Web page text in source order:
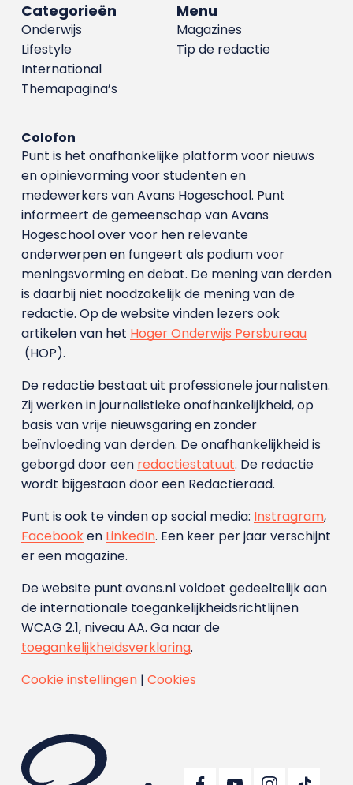
Menu
Magazines
Tip de redactie
Categorieën
Onderwijs
Lifestyle
International
Themapagina’s
Colofon
Punt is het onafhankelijke platform voor nieuws
en opinievorming voor studenten en
medewerkers van Avans Hoge­school. Punt
informeert de gemeenschap van Avans
Hogeschool over voor hen relevante
onderwerpen en fungeert als podium voor
meningsvorming en debat. De mening van derden
is daarbij niet noodzakelijk de mening van de
redactie. Op de website vinden lezers ook
artikelen van het Hoger Onderwijs Persbureau
(HOP).
De redactie bestaat uit professionele journalisten.
Zij werken in journalistieke onafhankelijkheid, op
basis van vrije nieuwsgaring en zonder
beïnvloeding van derden. De onafhankelijkheid is
geborgd door een redactiestatuut. De redactie
wordt bijgestaan door een Redactieraad.
Punt is ook te vinden op social media: Instragram,
Facebooken LinkedIn. Een keer per jaar verschijnt
er een magazine.
De website punt.avans.nl voldoet gedeeltelijk aan
de internationale toegankelijkheidsrichtlijnen
WCAG 2.1, niveau AA. Ga naar de
toegankelijkheidsverklaring.
Cookie instellingen| Cookies